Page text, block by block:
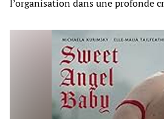
l’organisation dans une profonde